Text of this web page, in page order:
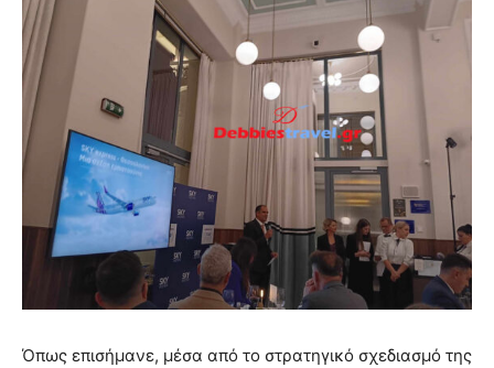
Όπως επισήμανε, μέσα από το στρατηγικό σχεδιασμό της